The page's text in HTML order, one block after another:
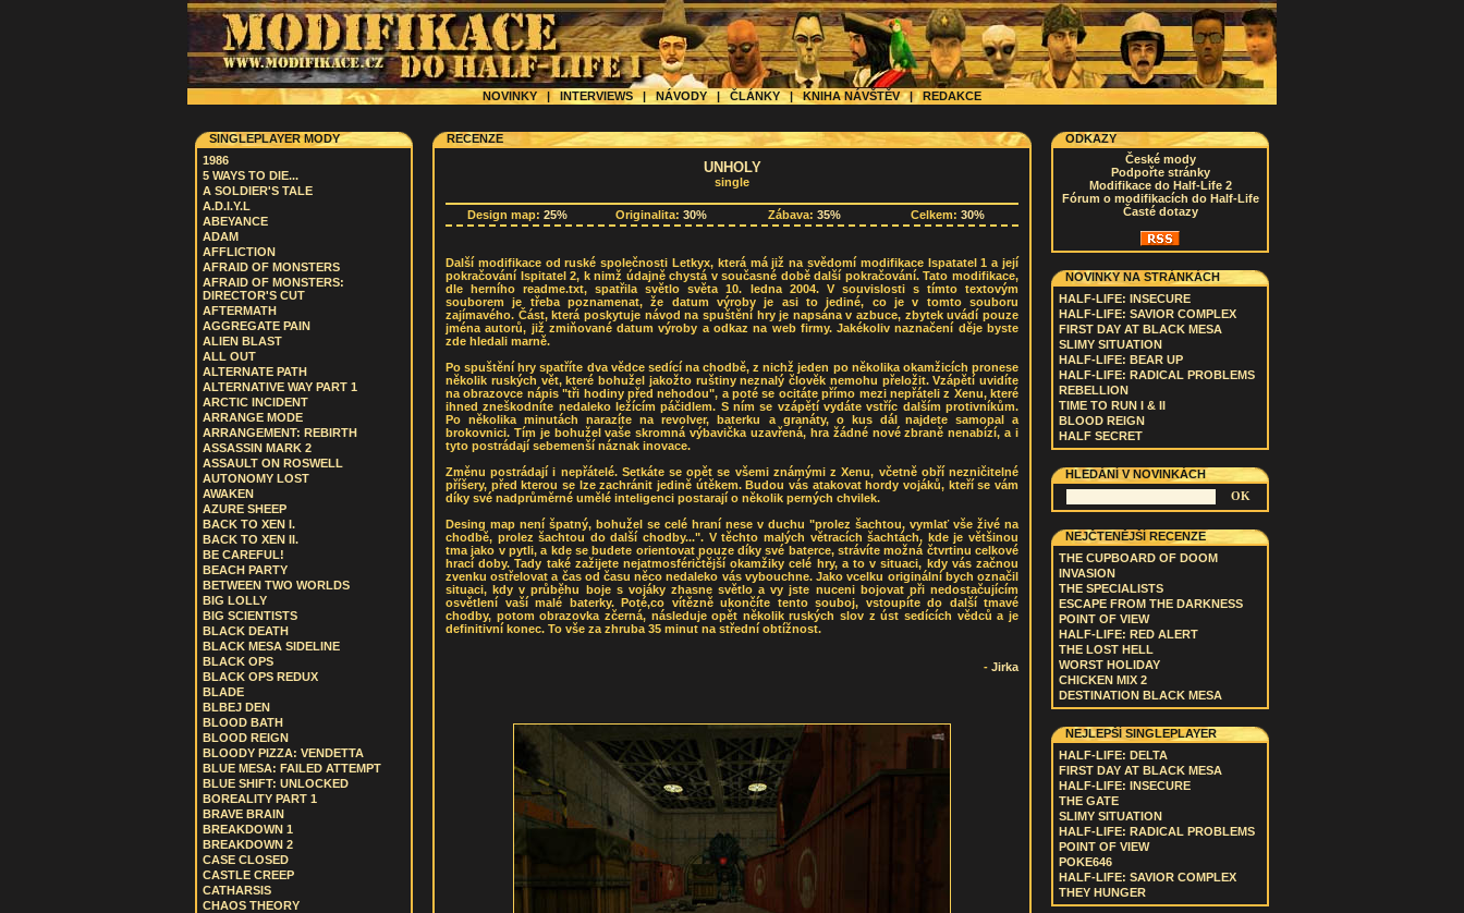
NOVINKY | INTERVIEWS|NÁVODY|ČLÁNKY|KNIHA NÁVŠTĚV|REDAKCE
SINGLEPLAYER MODY
1986
5 WAYS TO DIE...
A SOLDIER'S TALE
A.D.I.Y.L
ABEYANCE
ADAM
AFFLICTION
AFRAID OF MONSTERS
AFRAID OF MONSTERS:
DIRECTOR'S CUT
AFTERMATH
AGGREGATE PAIN
ALIEN BLAST
ALL OUT
ALTERNATE PATH
ALTERNATIVE WAY PART 1
ARCTIC INCIDENT
ARRANGE MODE
ARRANGEMENT: REBIRTH
ASSASSIN MARK 2
ASSAULT ON ROSWELL
AUTONOMY LOST
AWAKEN
AZURE SHEEP
BACK TO XEN I.
BACK TO XEN II.
BE CAREFUL!
BEACH PARTY
BETWEEN TWO WORLDS
BIG LOLLY
BIG SCIENTISTS
BLACK DEATH
BLACK MESA SIDELINE
BLACK OPS
BLACK OPS REDUX
BLADE
BLBEJ DEN
BLOOD BATH
BLOOD REIGN
BLOODY PIZZA: VENDETTA
BLUE MESA: FAILED ATTEMPT
BLUE SHIFT: UNLOCKED
BOREALITY PART 1
BRAVE BRAIN
BREAKDOWN 1
BREAKDOWN 2
CASE CLOSED
CASTLE CREEP
CATHARSIS
CHAOS THEORY
RECENZE
UNHOLY
single
Design map: 25% Originalita: 30% Zábava: 35% Celkem: 30%
Další modifikace od ruské společnosti Letkyx, která má již na svědomí modifikace Ispatatel 1 a její
pokračování Ispitatel 2, k nimž údajně chystá v současné době další pokračování. Tato modifikace,
dle herního readme.txt, spatřila světlo světa 10. ledna 2004. V souvislosti s tímto textovým
souborem je třeba poznamenat, že datum výroby je asi to jediné, co je v tomto souboru
zajímavého. Část, která poskytuje návod na spuštění hry je napsána v azbuce, zbytek uvádí pouze
jména autorů, již zmiňované datum výroby a odkaz na web firmy. Jakékoliv naznačení děje byste
zde hledali marně.
Po spuštění hry spatříte dva vědce sedící na chodbě, z nichž jeden po několika okamžicích pronese
několik ruských vět, které bohužel jakožto ruštiny neznalý člověk nemohu přeložit. Vzápětí uvidíte
na obrazovce nápis "tři hodiny před nehodou", a poté se ocitáte přímo mezi nepřáteli z Xenu, které
ihned zneškodníte nedaleko ležícím páčidlem. S ním se vzápětí vydáte vstříc dalším protivníkům.
Po několika minutách narazíte na revolver, baterku a granáty, o kus dál najdete samopal a
brokovnici. Tím je bohužel vaše skromná výbavička uzavřená, hra žádné nové zbraně nenabízí, a i
tyto postrádají sebemenší náznak inovace.
Změnu postrádají i nepřátelé. Setkáte se opět se všemi známými z Xenu, včetně obří nezničitelné
příšery, před kterou se lze zachránit jedině útěkem. Budou vás atakovat hordy vojáků, kteří se vám
díky své nadprůměrné umělé inteligenci postarají o několik perných chvilek.
Desing map není špatný, bohužel se celé hraní nese v duchu "prolez šachtou, vymlať vše živé na
chodbě, prolez šachtou do další chodby...". V těchto malých větracích šachtách, kde je většinou
tma jako v pytli, a kde se budete orientovat pouze díky své baterce, strávíte možná čtvrtinu celkové
hrací doby. Tady také zažijete nejatmosféričtější okamžiky celé hry, a to v situaci, kdy vás začnou
zvenku ostřelovat a čas od času něco nedaleko vás vybouchne. Jako vcelku originální bych označil
situaci, kdy v průběhu boje s vojáky zhasne světlo a vy jste nuceni bojovat při nedostačujícím
osvětlení vaší malé baterky. Poté,co vítězně ukončíte tento souboj, vstoupíte do další tmavé
chodby, potom obrazovka zčerná, následuje opět několik ruských slov z úst sedících vědců a je
definitivní konec. To vše za zhruba 35 minut na střední obtížnost.
- Jirka
ODKAZY
České mody
Podpořte stránky
Modifikace do Half-Life 2
Fórum o modifikacích do Half-Life
Časté dotazy
NOVINKY NA STRÁNKÁCH
HALF-LIFE: INSECURE
HALF-LIFE: SAVIOR COMPLEX
FIRST DAY AT BLACK MESA
SLIMY SITUATION
HALF-LIFE: BEAR UP
HALF-LIFE: RADICAL PROBLEMS
REBELLION
TIME TO RUN I & II
BLOOD REIGN
HALF SECRET
HLEDÁNÍ V NOVINKÁCH
NEJČTENĚJŠÍ RECENZE
THE CUPBOARD OF DOOM
INVASION
THE SPECIALISTS
ESCAPE FROM THE DARKNESS
POINT OF VIEW
HALF-LIFE: RED ALERT
THE LOST HELL
WORST HOLIDAY
CHICKEN MIX 2
DESTINATION BLACK MESA
NEJLEPŠÍ SINGLEPLAYER
HALF-LIFE: DELTA
FIRST DAY AT BLACK MESA
HALF-LIFE: INSECURE
THE GATE
SLIMY SITUATION
HALF-LIFE: RADICAL PROBLEMS
POINT OF VIEW
POKE646
HALF-LIFE: SAVIOR COMPLEX
THEY HUNGER